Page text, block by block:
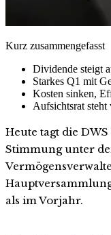
Kurz zusammengefasst
Dividende steigt
Starkes Q1 mit
Kosten sinken,
Aufsichtsrat steht
Heute tagt die
Stimmung unter
als im Vorjahr.